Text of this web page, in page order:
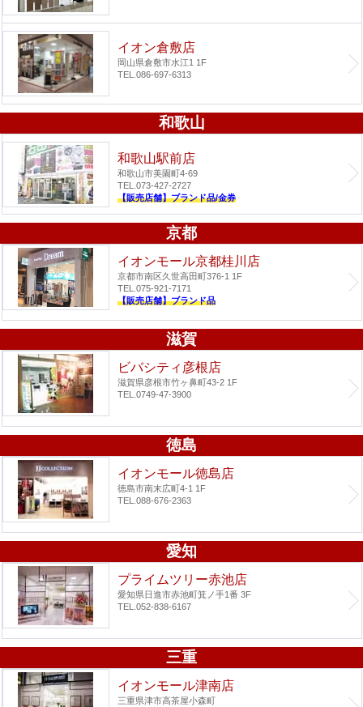
イオン倉敷店
岡山県倉敷市水江1 1F
TEL.086-697-6313
和歌山
和歌山駅前店
和歌山市美園町4-69
TEL.073-427-2727
【販売店舗】ブランド品/金券
京都
イオンモール京都桂川店
京都市南区久世高田町376-1 1F
TEL.075-921-7171
【販売店舗】ブランド品
滋賀
ビバシティ彦根店
滋賀県彦根市竹ヶ鼻町43-2 1F
TEL.0749-47-3900
徳島
イオンモール徳島店
徳島市南末広町4-1 1F
TEL.088-676-2363
愛知
プライムツリー赤池店
愛知県日進市赤池町箕ノ手1番 3F
TEL.052-838-6167
三重
イオンモール津南店
三重県津市高茶屋小森町